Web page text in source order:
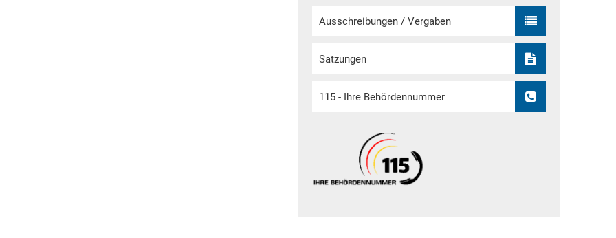
Ausschreibungen / Vergaben
Satzungen
115 - Ihre Behördennummer